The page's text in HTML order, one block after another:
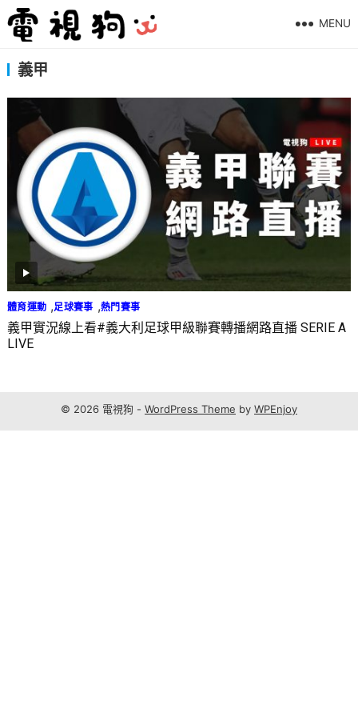
MENU
義甲
體育運動 ,足球賽事 ,熱門賽事
義甲實況線上看#義大利足球甲級聯賽轉播網路直播 SERIE A
LIVE
© 2026 電視狗 - WordPress Theme by WPEnjoy